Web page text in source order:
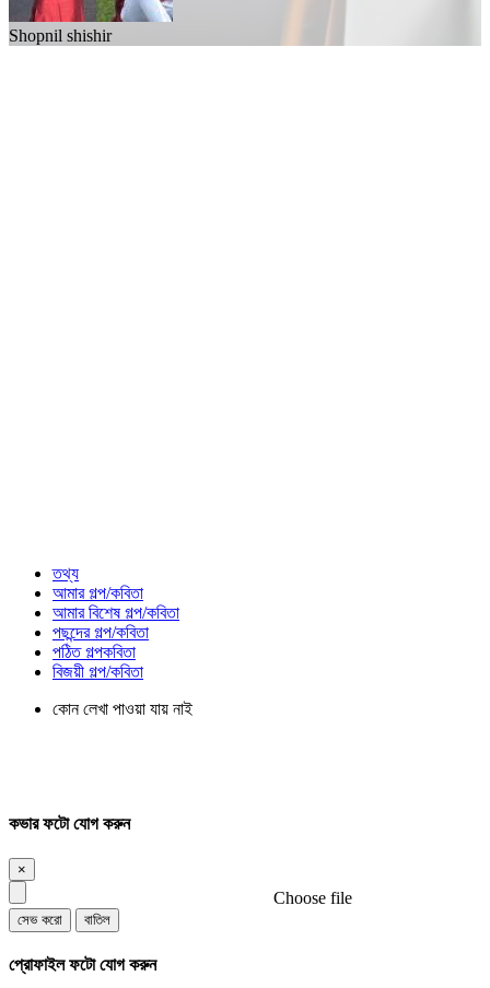
Shopnil shishir
তথ্য
আমার গল্প/কবিতা
আমার বিশেষ গল্প/কবিতা
পছন্দের গল্প/কবিতা
পঠিত গল্পকবিতা
বিজয়ী গল্প/কবিতা
কোন লেখা পাওয়া যায় নাই
কভার ফটো যোগ করুন
×
Choose file
সেভ করো বাতিল
প্রোফাইল ফটো যোগ করুন